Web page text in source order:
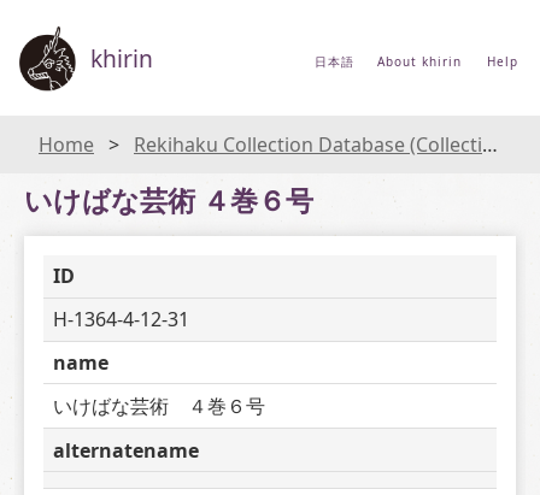
khirin 日本語 About khirin Help
Home Rekihaku Collection Database (Collections Database of the National Museum of Japanese History)
いけばな芸術 ４巻６号
ID
H-1364-4-12-31
name
いけばな芸術　４巻６号
alternatename